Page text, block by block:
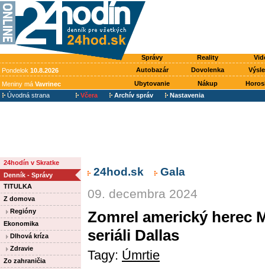
Správy Reality
Pondelok 10.8.2026 Autobazár Dovolenka
Meniny má Vavrinec Ubytovanie Nákup
Úvodná strana
Včera Archív správ Nastavenia
24hodín v Skratke
Denník - Správy
TITULKA
Z domova
Regióny
Ekonomika
Dlhová kríza
Zdravie
Zo zahraničia
24hod.sk Gala
09. decembra 2024
Zomrel americký herec
seriáli Dallas
Tagy: Úmrtie